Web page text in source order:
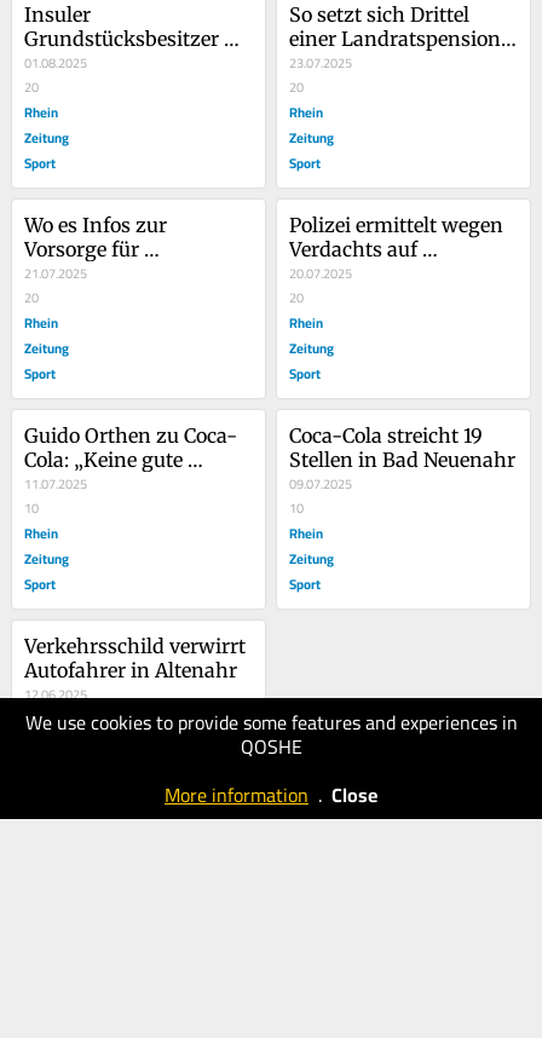
We use cookies to provide some features and experiences in
QOSHE
More information . Close
Insuler
Grundstücksbesitzer
machen Weg frei für die
Ahr
01.08.2025
20
Rhein
Zeitung
Sport
So setzt sich Drittel
einer Landratspension
zusammen
23.07.2025
20
Rhein
Zeitung
Sport
Wo es Infos zur
Vorsorge für
Stromausfälle gibt
21.07.2025
20
Rhein
Zeitung
Sport
Polizei ermittelt wegen
Verdachts auf
Tötungsdelikt in
Gimmigen
20.07.2025
20
Rhein
Zeitung
Sport
Guido Orthen zu Coca-
Cola: „Keine gute
Nachricht“
11.07.2025
10
Rhein
Zeitung
Sport
Coca-Cola streicht 19
Stellen in Bad Neuenahr
09.07.2025
10
Rhein
Zeitung
Sport
Verkehrsschild verwirrt
Autofahrer in Altenahr
12.06.2025
20